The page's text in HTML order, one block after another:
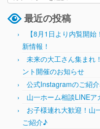
最近の投稿
【8月1日より内覧開
新情報！
未来の大工さん集まれ
ント開催のお知らせ
公式Instagramのご紹
山一ホーム相談LINE
お子様連れ大歓迎！山
ご紹介♪